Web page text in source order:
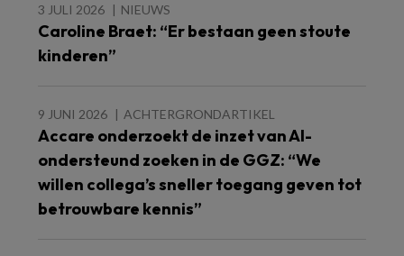
3 JULI 2026 NIEUWS
Caroline Braet: “Er bestaan geen stoute
kinderen”
9 JUNI 2026 ACHTERGRONDARTIKEL
Accare onderzoekt de inzet van AI-
ondersteund zoeken in de GGZ: “We
willen collega’s sneller toegang geven tot
betrouwbare kennis”